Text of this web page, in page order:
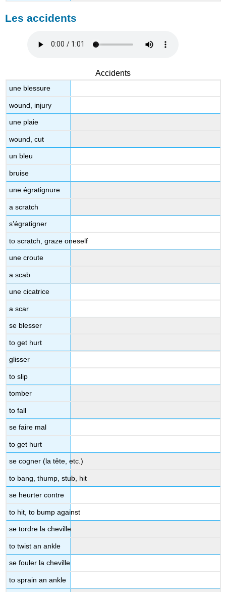
Les accidents
Accidents
une blessure
wound, injury
une plaie
wound, cut
un bleu
bruise
une égratignure
a scratch
s’égratigner
to scratch, graze oneself
une croute
a scab
une cicatrice
a scar
se blesser
to get hurt
glisser
to slip
tomber
to fall
se faire mal
to get hurt
se cogner (la tête, etc.)
to bang, thump, stub, hit
se heurter contre
to hit, to bump against
se tordre la cheville
to twist an ankle
se fouler la cheville
to sprain an ankle